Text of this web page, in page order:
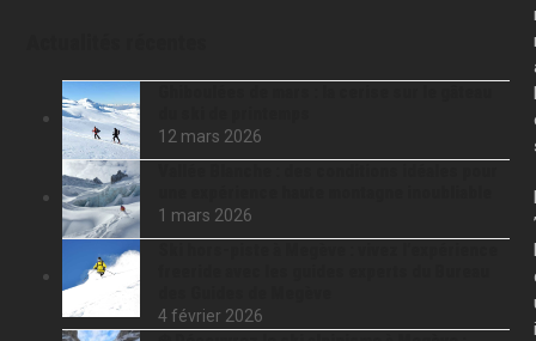
12 mars 2026
1 mars 2026
4 février 2026
l
’
i